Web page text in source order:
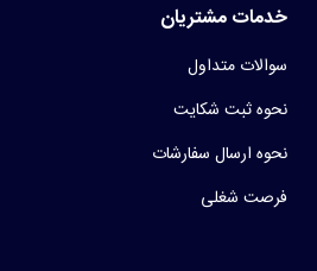
خدمات مشتریان
سوالات متداول
نحوه ثبت شکایت
نحوه ارسال سفارشات
فرصت شغلی